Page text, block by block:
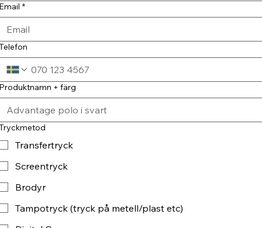
*
+ färg
Transfertryck
Screentryck
Brodyr
Tampotryck (tryck på metell/plast etc)